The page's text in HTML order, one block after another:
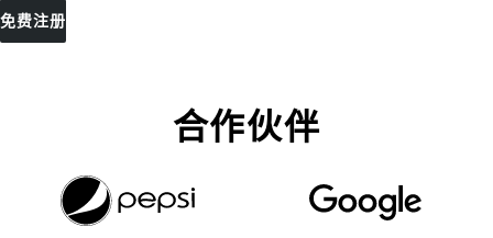
免费注册
合作伙伴